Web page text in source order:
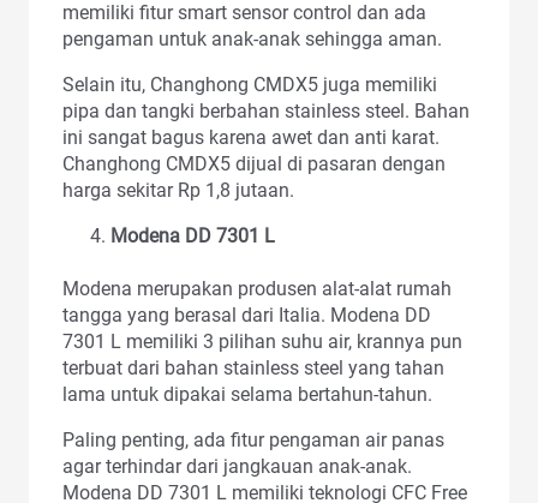
memiliki fitur smart sensor control dan ada
pengaman untuk anak-anak sehingga aman.
Selain itu, Changhong CMDX5 juga memiliki
pipa dan tangki berbahan stainless steel. Bahan
ini sangat bagus karena awet dan anti karat.
Changhong CMDX5 dijual di pasaran dengan
harga sekitar Rp 1,8 jutaan.
Modena DD 7301 L
Modena merupakan produsen alat-alat rumah
tangga yang berasal dari Italia. Modena DD
7301 L memiliki 3 pilihan suhu air, krannya pun
terbuat dari bahan stainless steel yang tahan
lama untuk dipakai selama bertahun-tahun.
Paling penting, ada fitur pengaman air panas
agar terhindar dari jangkauan anak-anak.
Modena DD 7301 L memiliki teknologi CFC Free